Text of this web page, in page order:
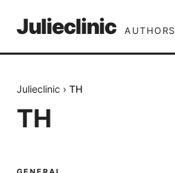
Julieclinic AUTHORS
Julieclinic › TH
TH